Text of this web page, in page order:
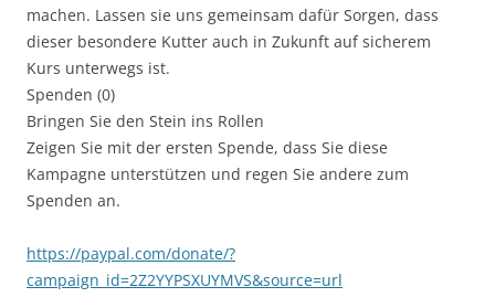
machen. Lassen sie uns gemeinsam dafür Sorgen, dass
dieser besondere Kutter auch in Zukunft auf sicherem
Kurs unterwegs ist.
Spenden (0)
Bringen Sie den Stein ins Rollen
Zeigen Sie mit der ersten Spende, dass Sie diese
Kampagne unterstützen und regen Sie andere zum
Spenden an.
https://paypal.com/donate/?
campaign_id=2Z2YYPSXUYMVS&source=url